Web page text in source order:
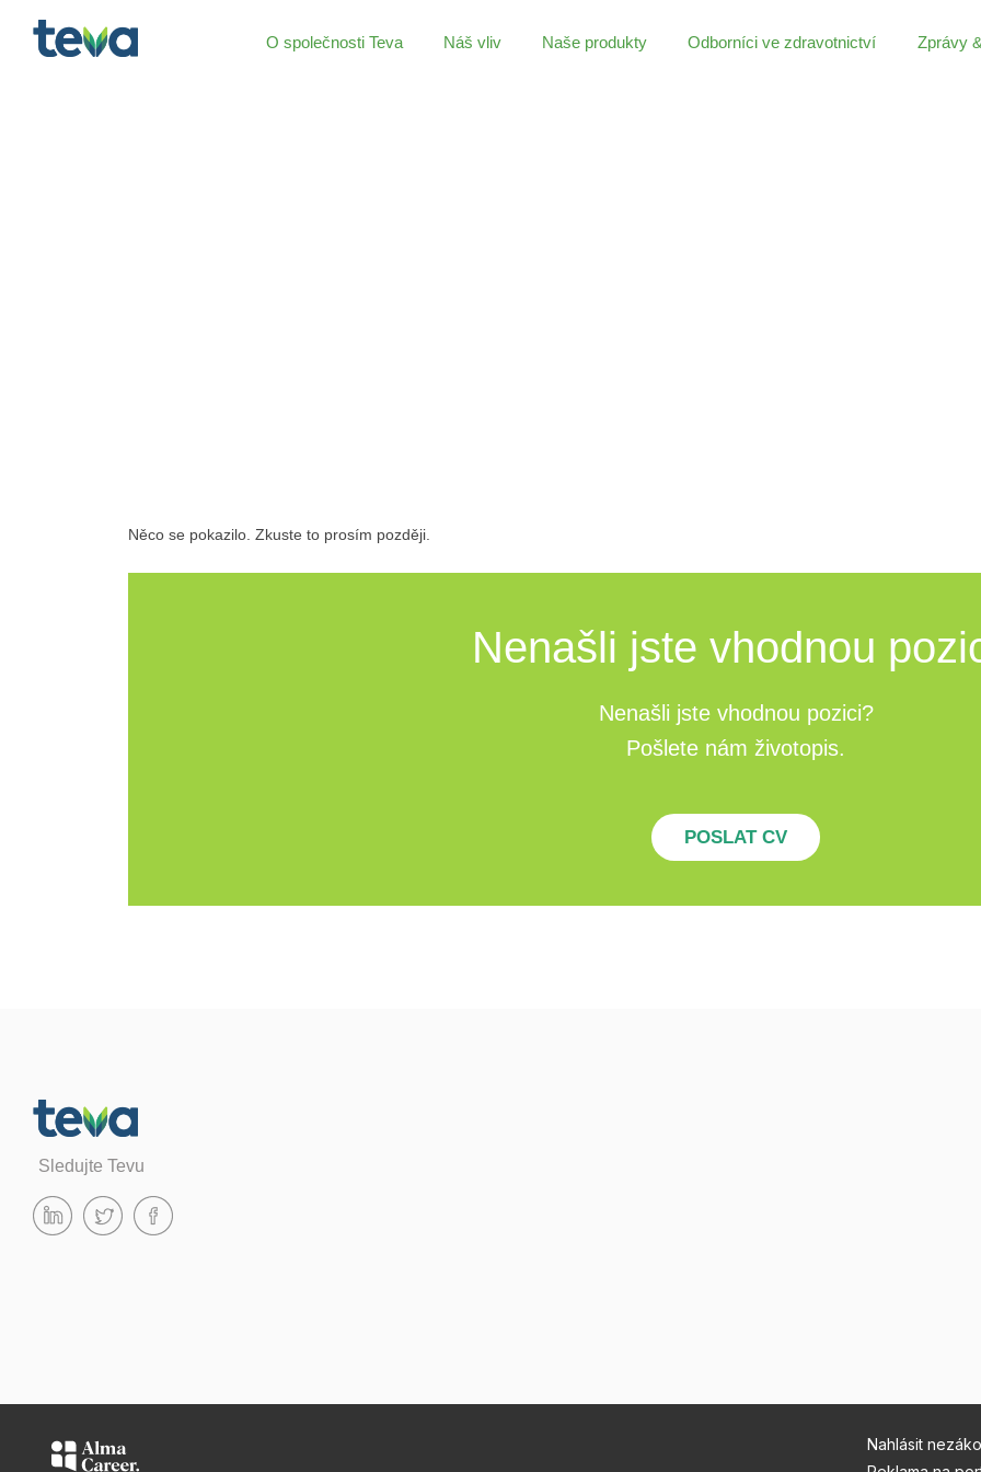
O společnosti Teva Náš vliv Naše produkty Odborníci ve zdravotnictví Zprávy
Něco se pokazilo. Zkuste to prosím později.
Nenašli jste vhodnou
Nenašli jste vhodnou pozici?
Pošlete nám životopis.
POSLAT CV
Sledujte Tevu
Nahlásit